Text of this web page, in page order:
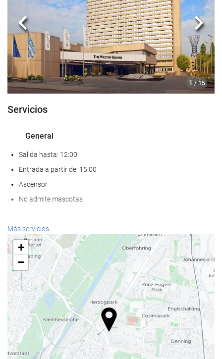
1 / 15
Anterior
Servicios
General
Salida hasta: 12:00
Entrada a partir de: 15:00
Ascensor
No admite mascotas
Bienestar
Spa
Hammam
Sauna
Gimnasio
Comida y bebida
Restaurante a la carta
Más servicios
+
−